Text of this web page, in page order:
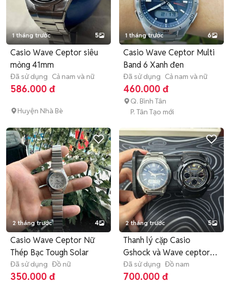
1 tháng trước 5
Casio Wave Ceptor siêu
mỏng 41mm
Đã sử dụng Cả nam và nữ
586.000 đ
Huyện Nhà Bè
1 tháng trước 6
Casio Wave Ceptor Multi
Band 6 Xanh đen
Đã sử dụng Cả nam và nữ
460.000 đ
Q. Bình Tân
P. Tân Tạo mới
2 tháng trước 4
Casio Wave Ceptor Nữ
Thép Bạc Tough Solar
Đã sử dụng Đồ nữ
350.000 đ
2 tháng trước 5
Thanh lý cặp Casio
Gshock và Wave ceptor
solar
Đã sử dụng Đồ nam
700.000 đ